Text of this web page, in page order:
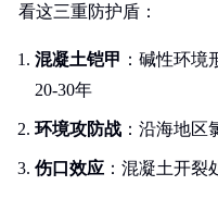
看这三重防护盾：
混凝土铠甲 ：碱性环
20-30年
环境攻防战 ：沿海地区
伤口效应 ：混凝土开裂